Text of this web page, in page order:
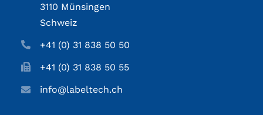
3110 Münsingen
Schweiz
+41 (0) 31 838 50 50
+41 (0) 31 838 50 55
info@labeltech.ch